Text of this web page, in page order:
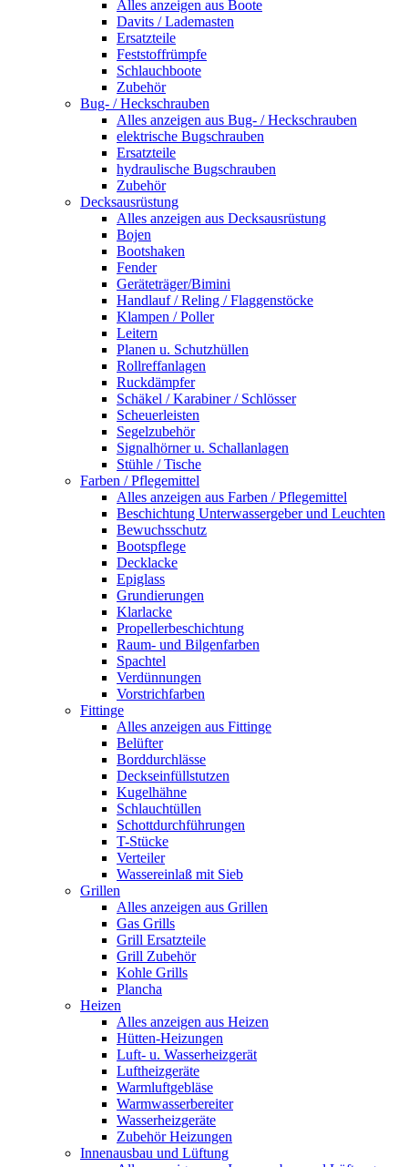
Alles anzeigen aus Boote
Davits / Lademasten
Ersatzteile
Feststoffrümpfe
Schlauchboote
Zubehör
Bug- / Heckschrauben
Alles anzeigen aus Bug- / Heckschrauben
elektrische Bugschrauben
Ersatzteile
hydraulische Bugschrauben
Zubehör
Decksausrüstung
Alles anzeigen aus Decksausrüstung
Bojen
Bootshaken
Fender
Geräteträger/Bimini
Handlauf / Reling / Flaggenstöcke
Klampen / Poller
Leitern
Planen u. Schutzhüllen
Rollreffanlagen
Ruckdämpfer
Schäkel / Karabiner / Schlösser
Scheuerleisten
Segelzubehör
Signalhörner u. Schallanlagen
Stühle / Tische
Farben / Pflegemittel
Alles anzeigen aus Farben / Pflegemittel
Beschichtung Unterwassergeber und Leuchten
Bewuchsschutz
Bootspflege
Decklacke
Epiglass
Grundierungen
Klarlacke
Propellerbeschichtung
Raum- und Bilgenfarben
Spachtel
Verdünnungen
Vorstrichfarben
Fittinge
Alles anzeigen aus Fittinge
Belüfter
Borddurchlässe
Deckseinfüllstutzen
Kugelhähne
Schlauchtüllen
Schottdurchführungen
T-Stücke
Verteiler
Wassereinlaß mit Sieb
Grillen
Alles anzeigen aus Grillen
Gas Grills
Grill Ersatzteile
Grill Zubehör
Kohle Grills
Plancha
Heizen
Alles anzeigen aus Heizen
Hütten-Heizungen
Luft- u. Wasserheizgerät
Luftheizgeräte
Warmluftgebläse
Warmwasserbereiter
Wasserheizgeräte
Zubehör Heizungen
Innenausbau und Lüftung